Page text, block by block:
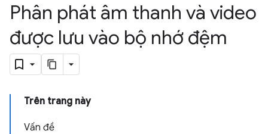
Phân phát âm thanh và video
được lưu vào bộ nhớ đệm
Trên trang này
Vấn đề